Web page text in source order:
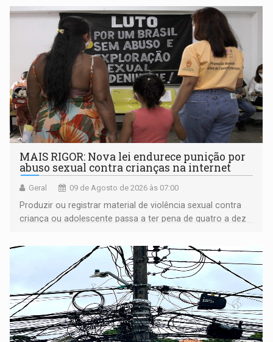
MAIS RIGOR: Nova lei endurece punição por
abuso sexual contra crianças na internet
Geral 09 de Agosto de 2026 às 07:00
Produzir ou registrar material de violência sexual contra
criança ou adolescente passa a ter pena de quatro a dez